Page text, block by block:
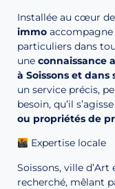
Installée au cœur de
immo accompagne
particuliers dans
une connaissance
à Soissons et dans
un service précis,
besoin, qu’il
ou propriétés de
Expertise locale
Soissons, ville
recherché, mêlant